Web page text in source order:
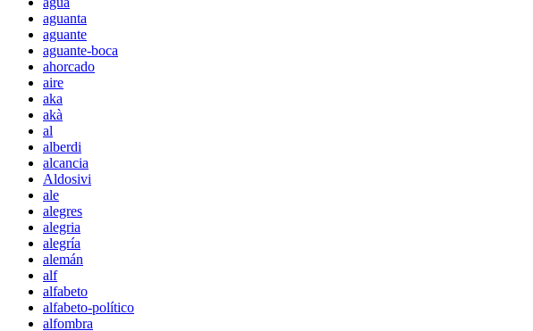
aguanta
aguante
aguante-boca
ahorcado
aire
aka
akà
al
alberdi
alcancia
Aldosivi
ale
alegres
alegria
alegría
alemán
alf
alfabeto
alfabeto-político
alfombra